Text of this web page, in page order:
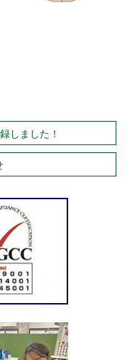
しました！